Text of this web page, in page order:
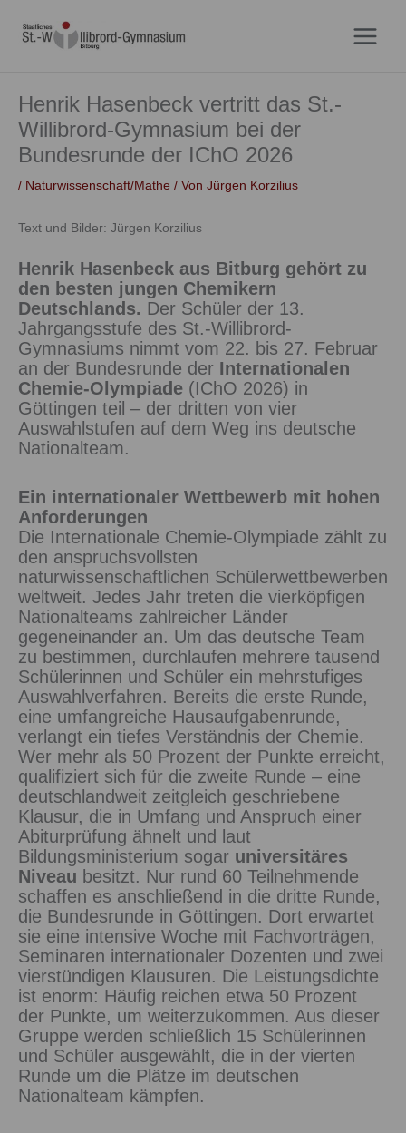
Inhalt
Henrik Hasenbeck vertritt das St.-
Willibrord-Gymnasium bei der
Bundesrunde der IChO 2026
/ Naturwissenschaft/Mathe / Von Jürgen Korzilius
Text und Bilder: Jürgen Korzilius
Henrik Hasenbeck aus Bitburg gehört zu
den besten jungen Chemikern
Deutschlands. Der Schüler der 13.
Jahrgangsstufe des St.-Willibrord-
Gymnasiums nimmt vom 22. bis 27. Februar
an der Bundesrunde der Internationalen
Chemie‑Olympiade (IChO 2026) in
Göttingen teil – der dritten von vier
Auswahlstufen auf dem Weg ins deutsche
Nationalteam.
Ein internationaler Wettbewerb mit hohen
Anforderungen
Die Internationale Chemie‑Olympiade zählt zu
den anspruchsvollsten
naturwissenschaftlichen Schülerwettbewerben
weltweit. Jedes Jahr treten die vierköpfigen
Nationalteams zahlreicher Länder
gegeneinander an. Um das deutsche Team
zu bestimmen, durchlaufen mehrere tausend
Schülerinnen und Schüler ein mehrstufiges
Auswahlverfahren. Bereits die erste Runde,
eine umfangreiche Hausaufgabenrunde,
verlangt ein tiefes Verständnis der Chemie.
Wer mehr als 50 Prozent der Punkte erreicht,
qualifiziert sich für die zweite Runde – eine
deutschlandweit zeitgleich geschriebene
Klausur, die in Umfang und Anspruch einer
Abiturprüfung ähnelt und laut
Bildungsministerium sogar universitäres
Niveau besitzt. Nur rund 60 Teilnehmende
schaffen es anschließend in die dritte Runde,
die Bundesrunde in Göttingen. Dort erwartet
sie eine intensive Woche mit Fachvorträgen,
Seminaren internationaler Dozenten und zwei
vierstündigen Klausuren. Die Leistungsdichte
ist enorm: Häufig reichen etwa 50 Prozent
der Punkte, um weiterzukommen. Aus dieser
Gruppe werden schließlich 15 Schülerinnen
und Schüler ausgewählt, die in der vierten
Runde um die Plätze im deutschen
Nationalteam kämpfen.